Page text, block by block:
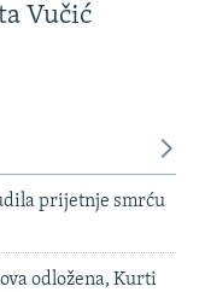
Vučić
prijetnje smrću
odložena, Kurti